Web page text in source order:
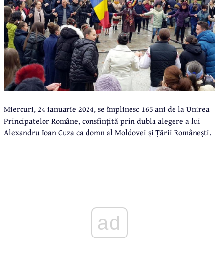
Miercuri, 24 ianuarie 2024, se împlinesc 165 ani de la Unirea
Principatelor Române, consfințită prin dubla alegere a lui
Alexandru Ioan Cuza ca domn al Moldovei și Țării Românești.
ad